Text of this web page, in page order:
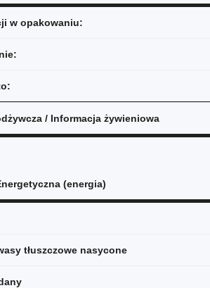
w opakowaniu:
/ Informacja żywieniowa
(energia)
tłuszczowe nasycone